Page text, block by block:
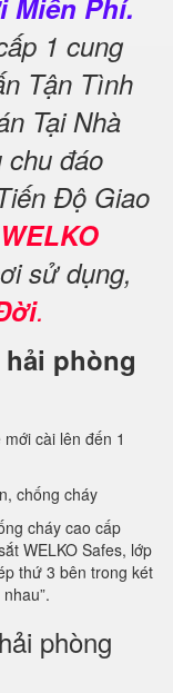
1 cung
Tận Tình
Tại Nhà
chu đáo
Độ Giao
sử dụng,
.
phòng
cài lên đến 1
chống cháy
cháy cao cấp
WELKO Safes, lớp
thứ 3 bên trong két
phòng